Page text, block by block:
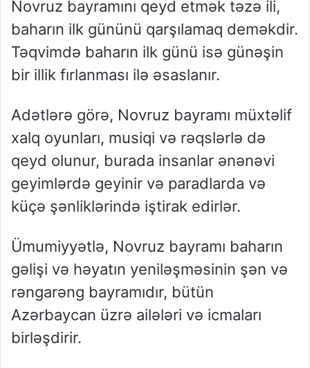
Novruz bayramını qeyd etmək təzə ili,
baharın ilk gününü qarşılamaq deməkdir.
Təqvimdə baharın ilk günü isə günəşin
bir illik fırlanması ilə əsaslanır.
Adətlərə görə, Novruz bayramı müxtəlif
xalq oyunları, musiqi və rəqslərlə də
qeyd olunur, burada insanlar ənənəvi
geyimlərdə geyinir və paradlarda və
küçə şənliklərində iştirak edirlər.
Ümumiyyətlə, Novruz bayramı baharın
gəlişi və həyatın yeniləşməsinin şən və
rəngarəng bayramıdır, bütün
Azərbaycan üzrə ailələri və icmaları
birləşdirir.